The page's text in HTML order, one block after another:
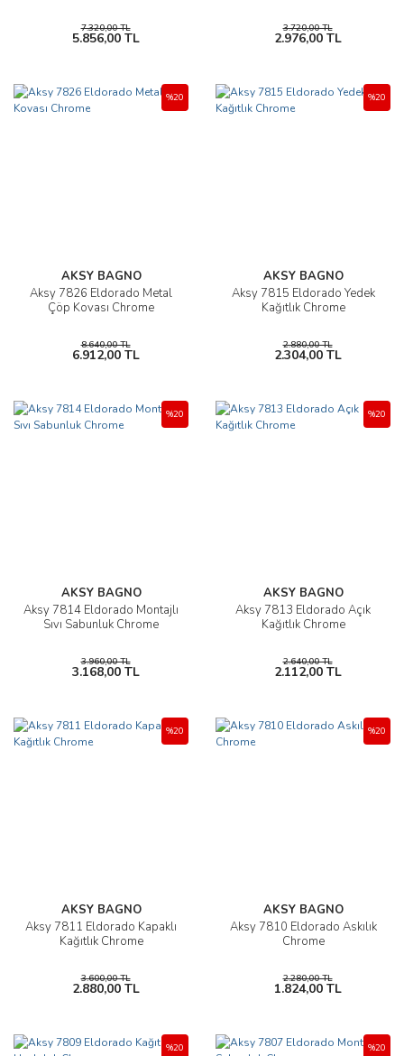
7.320,00 TL
5.856,00 TL
3.720,00 TL
2.976,00 TL
AKSY BAGNO
Aksy 7826 Eldorado Metal
Çöp Kovası Chrome
%20
8.640,00 TL
6.912,00 TL
AKSY BAGNO
Aksy 7815 Eldorado Yedek
Kağıtlık Chrome
%20
2.880,00 TL
2.304,00 TL
AKSY BAGNO
Aksy 7814 Eldorado Montajlı
Sıvı Sabunluk Chrome
%20
3.960,00 TL
3.168,00 TL
AKSY BAGNO
Aksy 7813 Eldorado Açık
Kağıtlık Chrome
%20
2.640,00 TL
2.112,00 TL
AKSY BAGNO
Aksy 7811 Eldorado Kapaklı
Kağıtlık Chrome
%20
3.600,00 TL
2.880,00 TL
AKSY BAGNO
Aksy 7810 Eldorado Askılık
Chrome
%20
2.280,00 TL
1.824,00 TL
%20 %20